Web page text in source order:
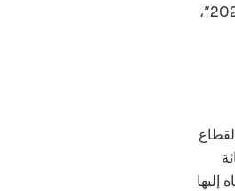
كما أشار إلى أن “التنفيذ بدأ في سنة 2023، ومستمر في 2024، كما سيتواصل حتى سنة 2026″،
50 في المائة
إليها